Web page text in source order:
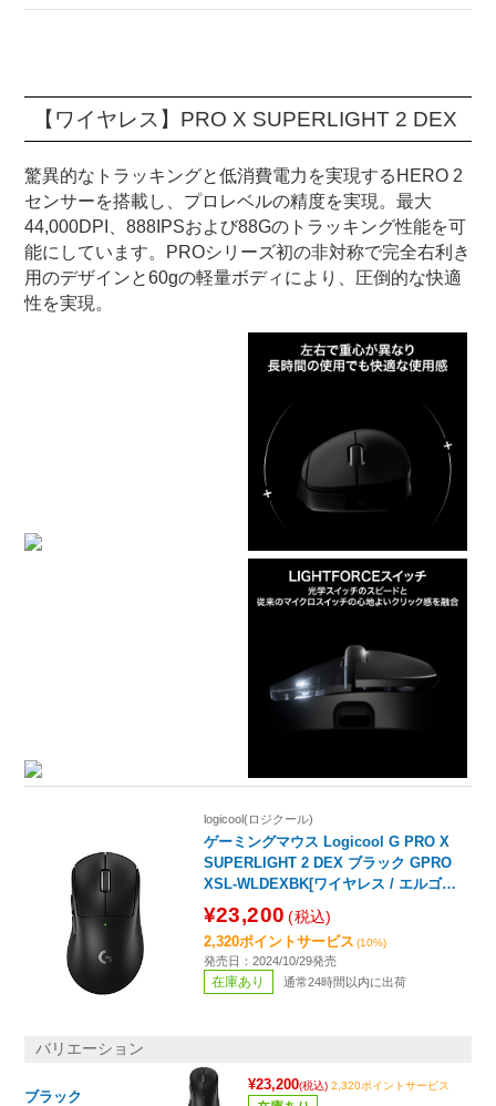
【ワイヤレス】PRO X SUPERLIGHT 2 DEX
驚異的なトラッキングと低消費電力を実現するHERO 2
センサーを搭載し、プロレベルの精度を実現。最大
44,000DPI、888IPSおよび88Gのトラッキング性能を可
能にしています。PROシリーズ初の非対称で完全右利き
用のデザインと60gの軽量ボディにより、圧倒的な快適
性を実現。
logicool(ロジクール)
ゲーミングマウス Logicool G PRO X
SUPERLIGHT 2 DEX ブラック GPRO
XSL-WLDEXBK[ワイヤレス / エルゴノ
ミクス]
¥23,200 (税込)
2,320ポイントサービス (10%)
発売日：2024/10/29発売
在庫あり 通常24時間以内に出荷
バリエーション
ブラック
¥23,200(税込) 2,320ポイントサービス